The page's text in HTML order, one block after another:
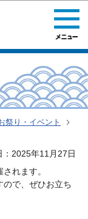
祭り・イベント
：2025年11月27日
れます。
ので、ぜひお立ち